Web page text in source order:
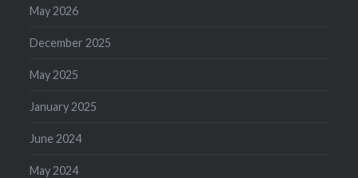
May 2026
December 2025
May 2025
January 2025
June 2024
May 2024